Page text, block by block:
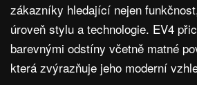
zákazníky hledající nejen
úroveň stylu a technologie. EV4
barevnými odstíny včetně matné
která zvýrazňuje jeho moderní